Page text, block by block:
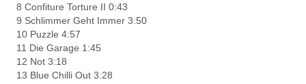
8 Confiture Torture II 0:43
9 Schlimmer Geht Immer 3:50
10 Puzzle 4:57
11 Die Garage 1:45
12 Not 3:18
13 Blue Chilli Out 3:28